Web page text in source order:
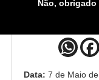
Não, obrigado
UFC 274:
Data: 7 de Maio